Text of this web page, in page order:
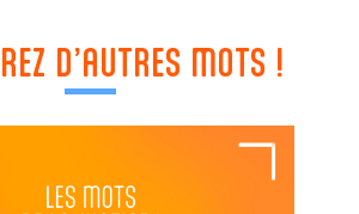
D’AUTRES MOTS !